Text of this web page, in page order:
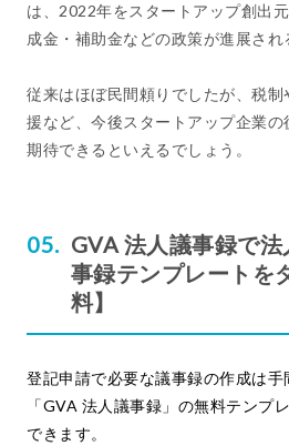
は、2022年をスタートアップ創出
成金・補助金などの政策が進展され
従来はほぼ民間頼りでしたが、税
援など、今後スタートアップ企業
期待できるといえるでしょう。
GVA 法人議事録で
事録テンプレートを
料】
登記申請で必要な議事録の作成は手
「GVA 法人議事録」の無料テンプ
できます。